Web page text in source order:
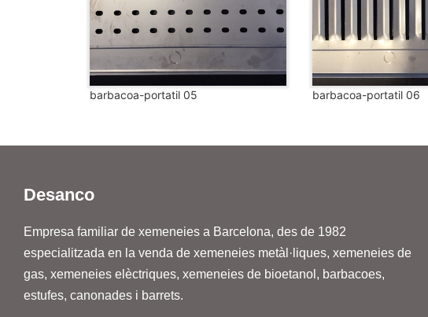
barbacoa-portatil 05 barbacoa-portatil 06
Desanco
Empresa familiar de xemeneies a Barcelona, des de 1982
especialitzada en la venda de xemeneies metàl·liques, xemeneies de
gas, xemeneies elèctriques, xemeneies de bioetanol, barbacoes,
estufes, canonades i barrets.